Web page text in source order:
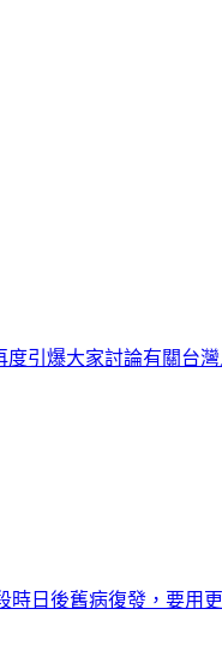
度引爆大家討論有關
日後舊病復發，要用